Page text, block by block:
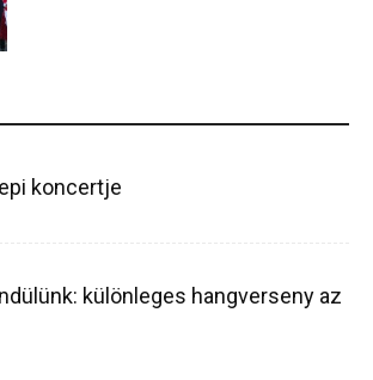
koncertje
különleges hangverseny az